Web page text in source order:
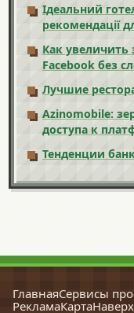
Ідеальний
рекомендації
Как
Facebook без
Лучшие
Azinomobile:
доступа к
Тенденции
ГлавнаяСервисы
РекламаКартаНаверх